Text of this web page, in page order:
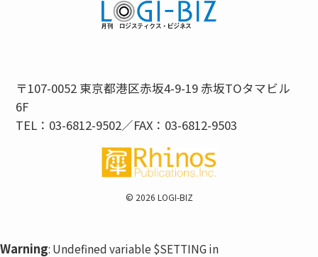
〒107-0052 東京都港区赤坂4-9-19 赤坂TOタマビル
6F
TEL：03-6812-9502／FAX：03-6812-9503
© 2026 LOGI-BIZ
Warning: Undefined variable $SETTING in